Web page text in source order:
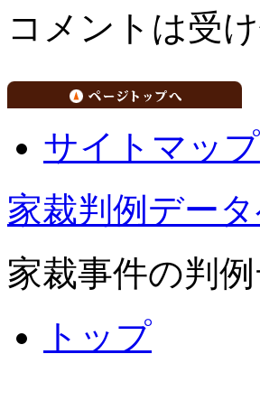
コメントは受
サイトマップ
家裁判例デー
家裁事件の判
トップ